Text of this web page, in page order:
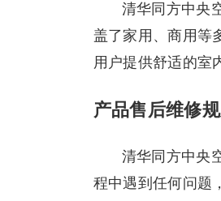
清华同方中央
盖了家用、商用等
用户提供舒适的室
产品售后维修
清华同方中央
程中遇到任何问题